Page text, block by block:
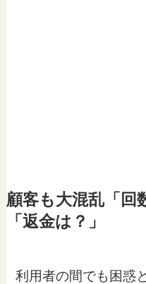
顧客も大混乱「回
「返金は？」
利用者の間でも困惑